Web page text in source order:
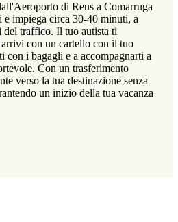
di Reus a Comarruga
impiega circa 30-40 minuti, a
del traffico. Il tuo autista ti
con un cartello con il tuo
con i bagagli e a accompagnarti a
Con un trasferimento
verso la tua destinazione senza
un inizio della tua vacanza